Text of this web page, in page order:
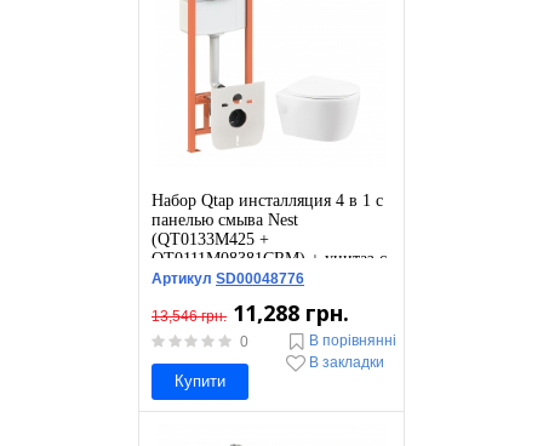
Набор Qtap инсталляция 4 в 1 с
панелью смыва Nest
(QT0133M425 +
QT0111M08381CRM) + унитаз с
сиденьем Leo QT11331002ERW
Артикул SD00048776
13,546 грн. 11,288 грн.
0
Купити
В порівнянні
В закладки